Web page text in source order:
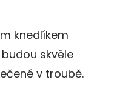
knedlíkem
skvěle
v troubě.